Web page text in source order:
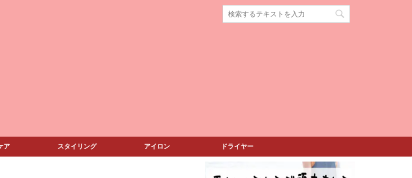
ア スタイリング アイロン ドライヤー